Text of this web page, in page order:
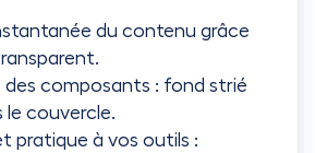
du contenu grâce
des composants : fond strié
couvercle.
pratique à vos outils :